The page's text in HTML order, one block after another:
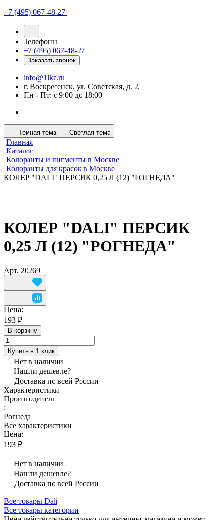
+7 (495) 067-48-27
Телефоны
+7 (495) 067-48-27
Заказать звонок
info@1lkz.ru
г. Воскресенск, ул. Советская, д. 2.
Пн - Пт: с 9:00 до 18:00
Темная тема Светлая тема
Главная
Каталог
Колоранты и пигменты в Москве
Колоранты для красок в Москве
КОЛЕР "DALI" ПЕРСИК 0,25 Л (12) "РОГНЕДА"
КОЛЕР "DALI" ПЕРСИК
0,25 Л (12) "РОГНЕДА"
Арт. 20269
Цена:
193 ₽
В корзину
Купить в 1 клик
Нет в наличии
Нашли дешевле?
Доставка по всей России
Характеристики
Производитель
:
Рогнеда
Все характеристики
Цена:
193 ₽
Нет в наличии
Нашли дешевле?
Доставка по всей России
Все товары Dali
Все товары категории